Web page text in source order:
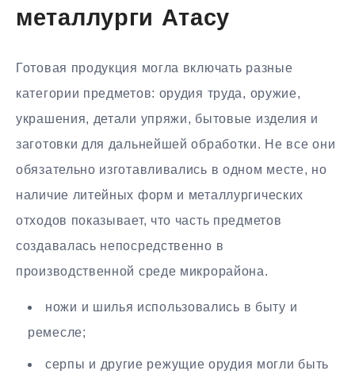
металлурги Атасу
Готовая продукция могла включать разные
категории предметов: орудия труда, оружие,
украшения, детали упряжи, бытовые изделия и
заготовки для дальнейшей обработки. Не все они
обязательно изготавливались в одном месте, но
наличие литейных форм и металлургических
отходов показывает, что часть предметов
создавалась непосредственно в
производственной среде микрорайона.
ножи и шилья использовались в быту и
ремесле;
серпы и другие режущие орудия могли быть